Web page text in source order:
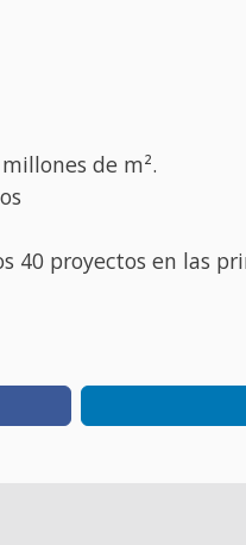
de m².
40 proyectos en las